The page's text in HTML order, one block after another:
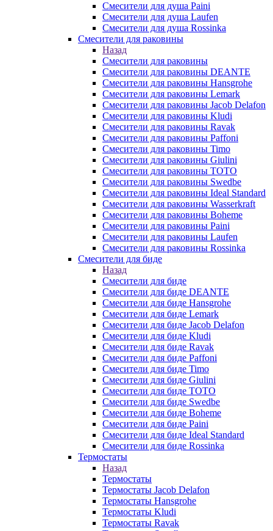
Смесители для душа Paini
Смесители для душа Laufen
Смесители для душа Rossinka
Смесители для раковины
Назад
Смесители для раковины
Смесители для раковины DEANTE
Смесители для раковины Hansgrohe
Смесители для раковины Lemark
Смесители для раковины Jacob Delafon
Смесители для раковины Kludi
Смесители для раковины Ravak
Смесители для раковины Paffoni
Смесители для раковины Timo
Смесители для раковины Giulini
Смесители для раковины TOTO
Смесители для раковины Swedbe
Смесители для раковины Ideal Standard
Смесители для раковины Wasserkraft
Смесители для раковины Boheme
Смесители для раковины Paini
Смесители для раковины Laufen
Смесители для раковины Rossinka
Смесители для биде
Назад
Смесители для биде
Смесители для биде DEANTE
Смесители для биде Hansgrohe
Смесители для биде Lemark
Смесители для биде Jacob Delafon
Смесители для биде Kludi
Смесители для биде Ravak
Смесители для биде Paffoni
Смесители для биде Timo
Смесители для биде Giulini
Смесители для биде TOTO
Смесители для биде Swedbe
Смесители для биде Boheme
Смесители для биде Paini
Смесители для биде Ideal Standard
Смесители для биде Rossinka
Термостаты
Назад
Термостаты
Термостаты Jacob Delafon
Термостаты Hansgrohe
Термостаты Kludi
Термостаты Ravak